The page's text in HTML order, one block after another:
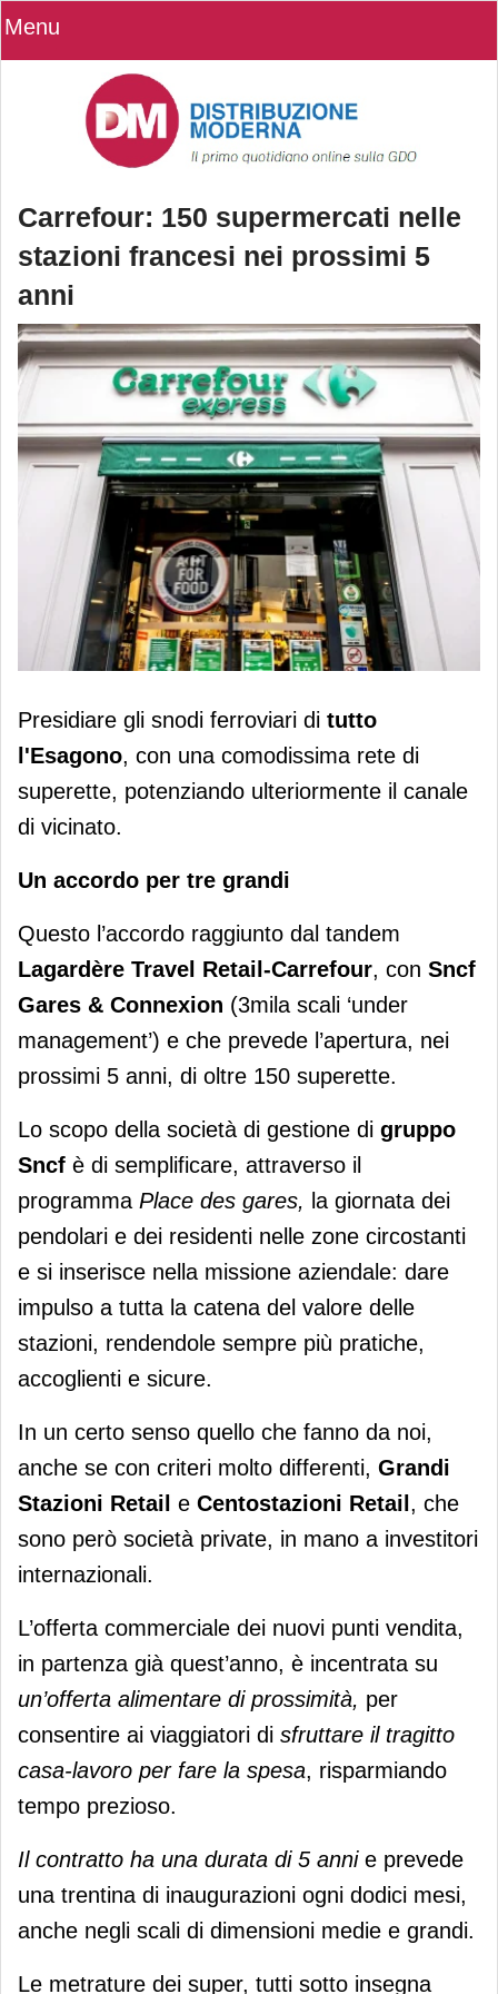
Menu
Carrefour: 150 supermercati nelle
stazioni francesi nei prossimi 5
anni
Carrefour: 150 supermercati nelle
stazioni francesi nei prossimi 5 anni
Presidiare gli snodi ferroviari di tutto
l'Esagono, con una comodissima rete di
superette, potenziando ulteriormente il canale
di vicinato.
Un accordo per tre grandi
Questo l’accordo raggiunto dal tandem
Lagardère Travel Retail-Carrefour, con Sncf
Gares & Connexion (3mila scali ‘under
management’) e che prevede l’apertura, nei
prossimi 5 anni, di oltre 150 superette.
Lo scopo della società di gestione di gruppo
Sncf è di semplificare, attraverso il
programma Place des gares, la giornata dei
pendolari e dei residenti nelle zone circostanti
e si inserisce nella missione aziendale: dare
impulso a tutta la catena del valore delle
stazioni, rendendole sempre più pratiche,
accoglienti e sicure.
In un certo senso quello che fanno da noi,
anche se con criteri molto differenti, Grandi
Stazioni Retail e Centostazioni Retail , che
sono però società private, in mano a investitori
internazionali.
L’offerta commerciale dei nuovi punti vendita,
in partenza già quest’anno, è incentrata su
un’offerta alimentare di prossimità, per
consentire ai viaggiatori di sfruttare il tragitto
casa-lavoro per fare la spesa, risparmiando
tempo prezioso.
Il contratto ha una durata di 5 annie prevede
una trentina di inaugurazioni ogni dodici mesi,
anche negli scali di dimensioni medie e grandi.
Le metrature dei super, tutti sotto insegna